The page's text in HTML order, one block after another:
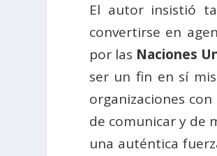
El autor insistió
convertirse en
por las Naciones
ser un fin en sí
organizaciones
de comunicar y de
una auténtica